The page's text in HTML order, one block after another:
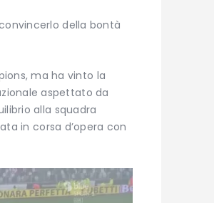
della bontà
ma ha vinto la
aspettato da
alla squadra
in corsa d’opera con